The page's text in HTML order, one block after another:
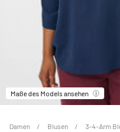
Maße des Models ansehen
Damen Blusen 3-4-Arm